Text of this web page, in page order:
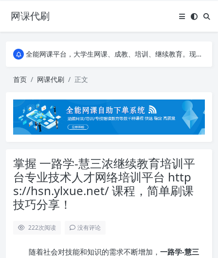
网课代刷
AI论文写作平台，根据真实文献内容生成论文
全能网课平台，大学生网课、成教、培训、继续教育。现已接入代刷代考项目3000+
全能网课平台，大学生网课、成教、培训、继续教育。现已接入代刷代考项目3000+
首页 网课代刷 正文
掌握 一路学-慧三浓继续教育培训平
台专业技术人才网络培训平台 http
s://hsn.ylxue.net/ 课程，简单刷课
技巧分享！
222次阅读 没有评论
随着社会对技能和知识的需求不断增加， 一路学-慧三